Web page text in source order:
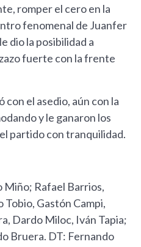
romper el cero en la
fenomenal de Juanfer
dio la posibilidad a
fuerte con la frente
con el asedio, aún con la
y le ganaron los
partido con tranquilidad.
Rafael Barrios,
Tobio, Gastón Campi,
Dardo Miloc, Iván Tapia;
Bruera. DT: Fernando